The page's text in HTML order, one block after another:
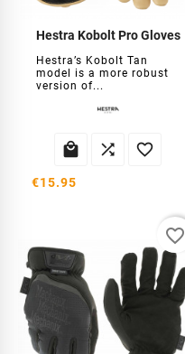
Hestra Kobolt Pro Gloves
Hestra’s Kobolt Tan
model is a more robust
version of...
  
€15.95
favorite_border